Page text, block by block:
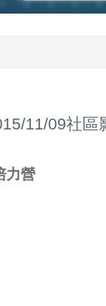
11/09社區
力營